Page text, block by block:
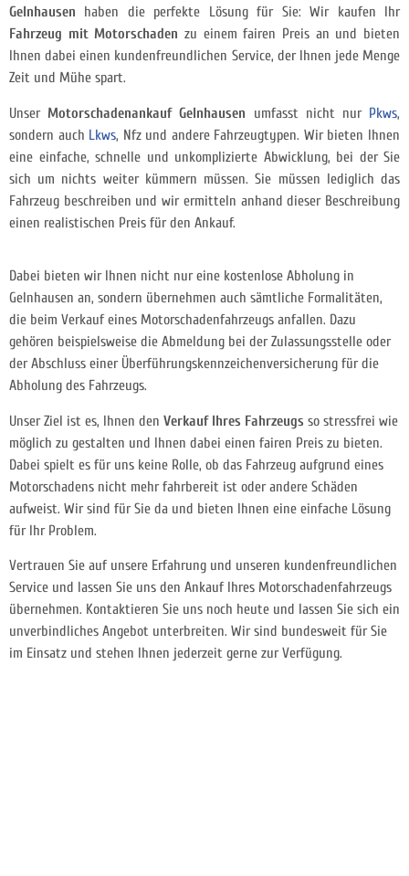
Gelnhausen haben die perfekte Lösung für Sie: Wir kaufen Ihr
Fahrzeug mit Motorschaden zu einem fairen Preis an und bieten
Ihnen dabei einen kundenfreundlichen Service, der Ihnen jede Menge
Zeit und Mühe spart.
UnserMotorschadenankauf Gelnhausen umfasst nicht nur Pkws,
sondern auch Lkws, Nfz und andere Fahrzeugtypen. Wir bieten Ihnen
eine einfache, schnelle und unkomplizierte Abwicklung, bei der Sie
sich um nichts weiter kümmern müssen. Sie müssen lediglich das
Fahrzeug beschreiben und wir ermitteln anhand dieser Beschreibung
einen realistischen Preis für den Ankauf.
Dabei bieten wir Ihnen nicht nur eine kostenlose Abholung in
Gelnhausen an, sondern übernehmen auch sämtliche Formalitäten,
die beim Verkauf eines Motorschadenfahrzeugs anfallen. Dazu
gehören beispielsweise die Abmeldung bei der Zulassungsstelle oder
der Abschluss einer Überführungskennzeichenversicherung für die
Abholung des Fahrzeugs.
Unser Ziel ist es, Ihnen den Verkauf Ihres Fahrzeugs so stressfrei wie
möglich zu gestalten und Ihnen dabei einen fairen Preis zu bieten.
Dabei spielt es für uns keine Rolle, ob das Fahrzeug aufgrund eines
Motorschadens nicht mehr fahrbereit ist oder andere Schäden
aufweist. Wir sind für Sie da und bieten Ihnen eine einfache Lösung
für Ihr Problem.
Vertrauen Sie auf unsere Erfahrung und unseren kundenfreundlichen
Service und lassen Sie uns den Ankauf Ihres Motorschadenfahrzeugs
übernehmen. Kontaktieren Sie uns noch heute und lassen Sie sich ein
unverbindliches Angebot unterbreiten. Wir sind bundesweit für Sie
im Einsatz und stehen Ihnen jederzeit gerne zur Verfügung.